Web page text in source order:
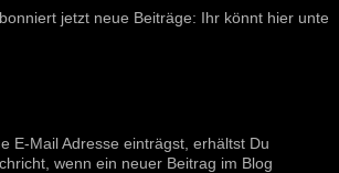
jetzt neue Beiträge: Ihr könnt hier unten Eure
E-Mail Adresse einträgst, erhältst Du
wenn ein neuer Beitrag im Blog